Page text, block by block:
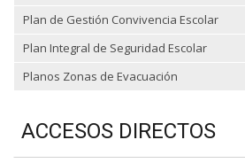
Plan de Gestión Convivencia Escolar
Plan Integral de Seguridad Escolar
Planos Zonas de Evacuación
ACCESOS DIRECTOS